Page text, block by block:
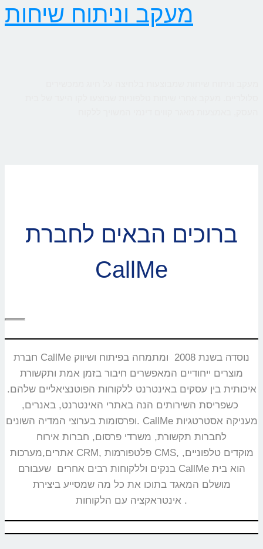
מעקב וניתוח שיחות
ברוכים הבאים לחברת
CallMe
חברת CallMe נוסדה בשנת 2008 ומתמחה בפיתוח ושיווק
מוצרים ייחודיים המאפשרים חיבור בזמן אמת ותקשורת
איכותית בין עסקים באינטרנט ללקוחות הפוטנציאליים שלהם.
כשפריסת השירותים הנה באתרי האינטרנט, באנרים,
ופרסומות בערוצי המדיה השונים. CallMe מעניקה אסטרטגיות
לחברות תקשורת, משרדי פרסום, חברות אירוח
אתרים,מערכות CRM, פלטפורמות CMS, מוקדים טלפוניים,
בנקים וללקוחות רבים אחרים שעבורם CallMe הוא בית
מושלם המאגד בתוכו את כל מה שמסייע ביצירת
אינטראקציה עם הלקוחות.